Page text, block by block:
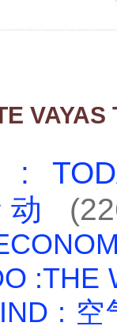
:
:THE
: 空